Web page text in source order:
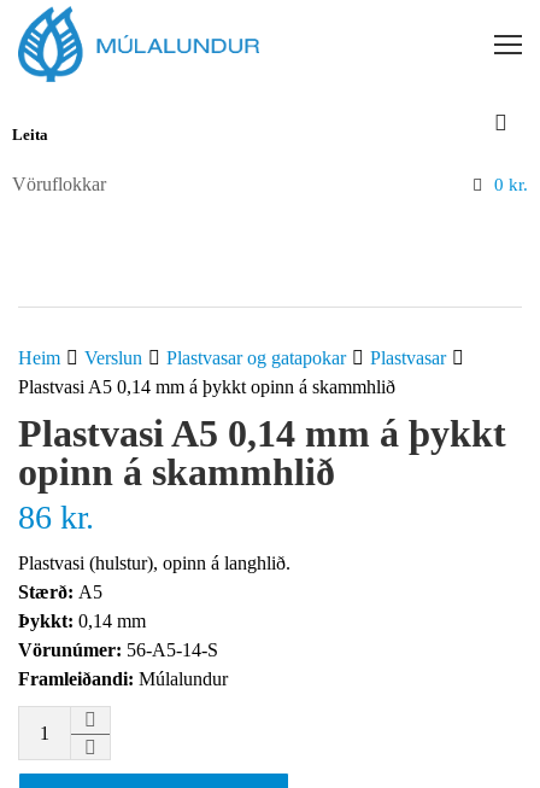
Vöruflokkar 0 kr.
Heim Verslun Plastvasar og gatapokar
Plastvasar
Plastvasi A5 0,14 mm á þykkt opinn á skammhlið
Plastvasi A5 0,14 mm á þykkt
opinn á skammhlið
86 kr.
Plastvasi (hulstur), opinn á langhlið.
Stærð: A5
Þykkt: 0,14 mm
Vörunúmer: 56-A5-14-S
Framleiðandi: Múlalundur